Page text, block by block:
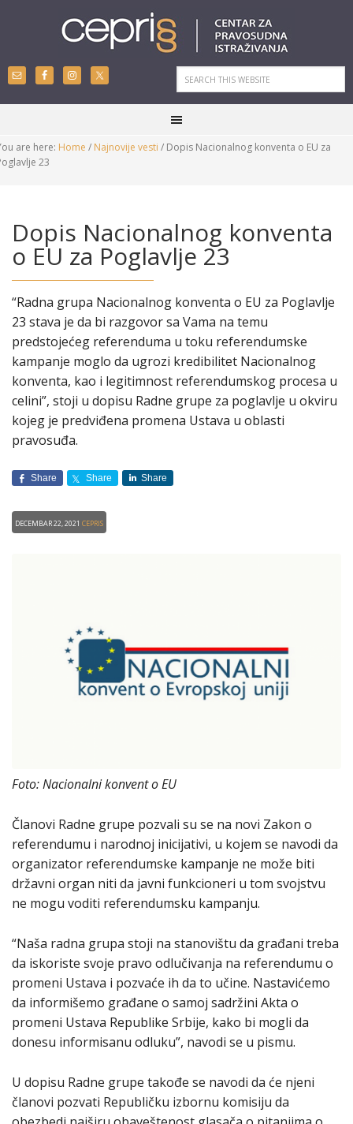
are here: Home / Najnovije vesti / Dopis Nacionalnog konventa o EU za
23
Dopis Nacionalnog konventa
o EU za Poglavlje 23
“Radna grupa Nacionalnog konventa o EU za Poglavlje
23 stava je da bi razgovor sa Vama na temu
predstojećeg referenduma u toku referendumske
kampanje moglo da ugrozi kredibilitet Nacionalnog
konventa, kao i legitimnost referendumskog procesa u
celini”, stoji u dopisu Radne grupe za poglavlje u okviru
kojeg je predviđena promena Ustava u oblasti
pravosuđa.
Share Share Share
Decembar 22, 2021 CEPRIS
Foto: Nacionalni konvent o EU
Članovi Radne grupe pozvali su se na novi Zakon o
referendumu i narodnoj inicijativi, u kojem se navodi da
organizator referendumske kampanje ne može biti
državni organ niti da javni funkcioneri u tom svojstvu
ne mogu voditi referendumsku kampanju.
“Naša radna grupa stoji na stanovištu da građani treba
da iskoriste svoje pravo odlučivanja na referendumu o
promeni Ustava i pozvaće ih da to učine. Nastavićemo
da informišemo građane o samoj sadržini Akta o
promeni Ustava Republike Srbije, kako bi mogli da
donesu informisanu odluku”, navodi se u pismu.
U dopisu Radne grupe takođe se navodi da će njeni
članovi pozvati Republičku izbornu komisiju da